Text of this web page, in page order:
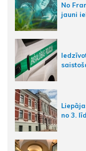
No
jauni
no 3.